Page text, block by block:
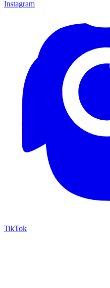
Instagram
TikTok